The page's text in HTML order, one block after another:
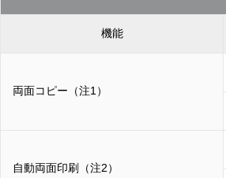
機能
両面コピー（注1）
自動両面印刷（注2）